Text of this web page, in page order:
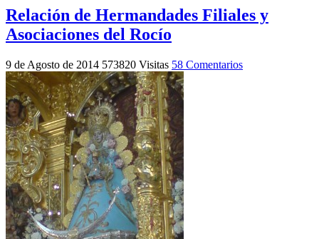
Relación de Hermandades Filiales y
Asociaciones del Rocío
9 de Agosto de 2014 573820 Visitas 58 Comentarios